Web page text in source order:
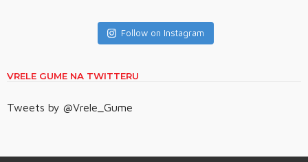
Follow on Instagram
VRELE GUME NA TWITTERU
Tweets by @Vrele_Gume